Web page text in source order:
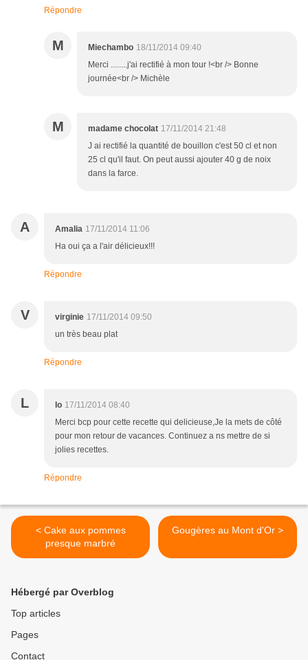
Répondre
M Miechambo 18/11/2014 09:40
Merci ........j'ai rectifié à mon tour !<br /> Bonne
journée<br /> Michèle
M madame chocolat 17/11/2014 21:48
J ai rectifié la quantité de bouillon c'est 50 cl et non
25 cl qu'il faut. On peut aussi ajouter 40 g de noix
dans la farce.
A Amalia 17/11/2014 11:06
Ha oui ça a l'air délicieux!!!
Répondre
V virginie 17/11/2014 09:50
un très beau plat
Répondre
L lo 17/11/2014 08:40
Merci bcp pour cette recette qui delicieuse,Je la mets de côté
pour mon retour de vacances. Continuez a ns mettre de si
jolies recettes.
Répondre
< Cake aux pommes
presque marbré
Gougères au Mont d'Or >
Hébergé par Overblog
Top articles
Pages
Contact